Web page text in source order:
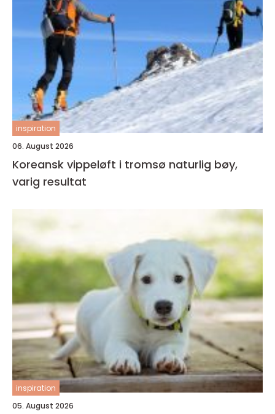
inspiration
06. August 2026
Koreansk vippeløft i tromsø naturlig bøy,
varig resultat
inspiration
05. August 2026